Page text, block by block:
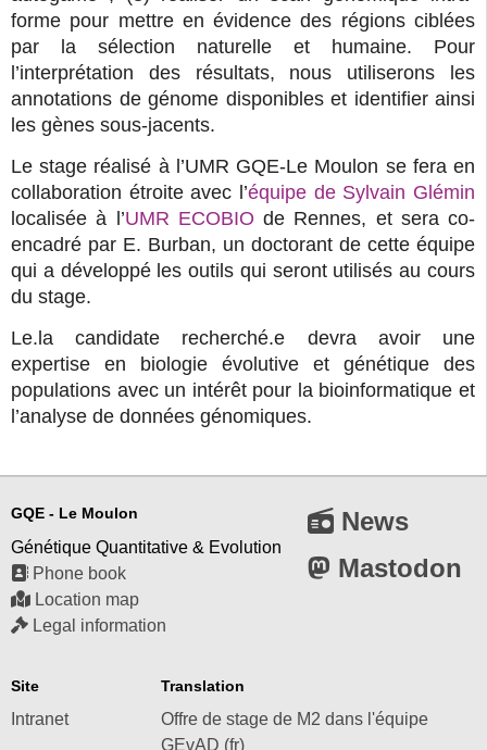
forme pour mettre en évidence des régions ciblées
par la sélection naturelle et humaine. Pour
l’interprétation des résultats, nous utiliserons les
annotations de génome disponibles et identifier ainsi
les gènes sous-jacents.
Le stage réalisé à l’UMR GQE-Le Moulon se fera en
collaboration étroite avec l’équipe de Sylvain Glémin
localisée à l’UMR ECOBIO de Rennes, et sera co-
encadré par E. Burban, un doctorant de cette équipe
qui a développé les outils qui seront utilisés au cours
du stage.
Le.la candidate recherché.e devra avoir une
expertise en biologie évolutive et génétique des
populations avec un intérêt pour la bioinformatique et
l’analyse de données génomiques.
GQE - Le Moulon
Génétique Quantitative & Evolution
Phone book
Location map
Legal information
News
Mastodon
Site
Intranet
Translation
Offre de stage de M2 dans l'équipe
GEvAD (fr)